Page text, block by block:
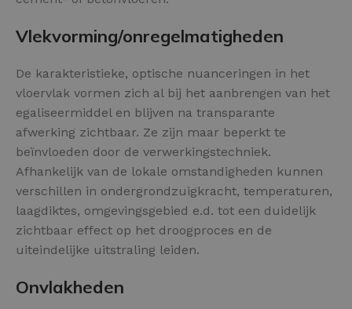
Vlekvorming/onregelmatigheden
De karakteristieke, optische nuanceringen in het
vloervlak vormen zich al bij het aanbrengen van het
egaliseermiddel en blijven na transparante
afwerking zichtbaar. Ze zijn maar beperkt te
beïnvloeden door de verwerkingstechniek.
Afhankelijk van de lokale omstandigheden kunnen
verschillen in ondergrondzuigkracht, temperaturen,
laagdiktes, omgevingsgebied e.d. tot een duidelijk
zichtbaar effect op het droogproces en de
uiteindelijke uitstraling leiden.
Onvlakheden